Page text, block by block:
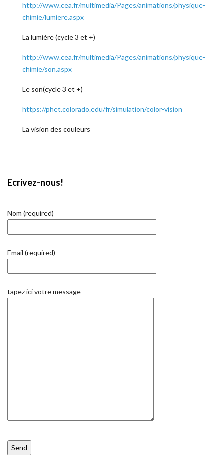
http://www.cea.fr/multimedia/Pages/animations/physique-
chimie/lumiere.aspx
La lumière (cycle 3 et +)
http://www.cea.fr/multimedia/Pages/animations/physique-
chimie/son.aspx
Le son(cycle 3 et +)
https://phet.colorado.edu/fr/simulation/color-vision
La vision des couleurs
Ecrivez-nous!
Nom (required)
Email (required)
tapez ici votre message